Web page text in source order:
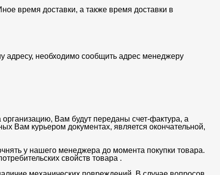
время доставки, а также время доставки в
адресу, необходимо сообщить адрес менеджеру
Вам будут переданы счет-фактура, а
Вам курьером документах, является окончательной,
у нашего менеджера до момента покупки товара.
свойств товара .